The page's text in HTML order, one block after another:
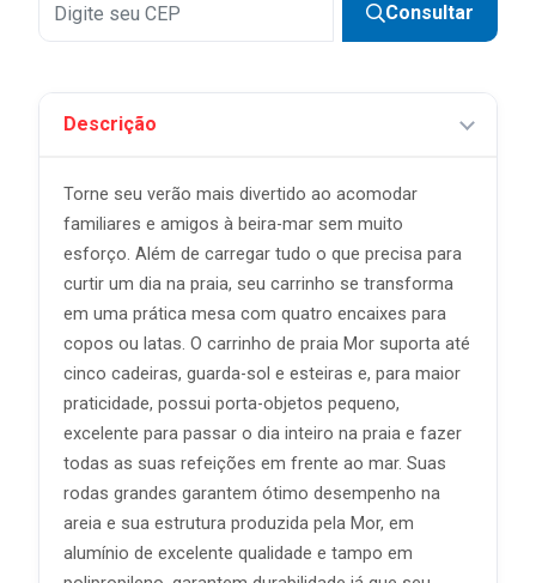
Consultar
Descrição
Torne seu verão mais divertido ao acomodar
familiares e amigos à beira-mar sem muito
esforço. Além de carregar tudo o que precisa para
curtir um dia na praia, seu carrinho se transforma
em uma prática mesa com quatro encaixes para
copos ou latas. O carrinho de praia Mor suporta até
cinco cadeiras, guarda-sol e esteiras e, para maior
praticidade, possui porta-objetos pequeno,
excelente para passar o dia inteiro na praia e fazer
todas as suas refeições em frente ao mar. Suas
rodas grandes garantem ótimo desempenho na
areia e sua estrutura produzida pela Mor, em
alumínio de excelente qualidade e tampo em